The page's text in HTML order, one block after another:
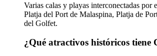
Varias calas y playas interconectadas por
Platja del Port de Malaspina, Platja de
del Golfet.
¿Qué atractivos históricos tiene